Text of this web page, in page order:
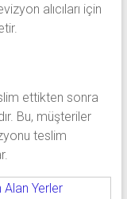
alıcıları için
ettikten sonra
Bu, müşteriler
teslim